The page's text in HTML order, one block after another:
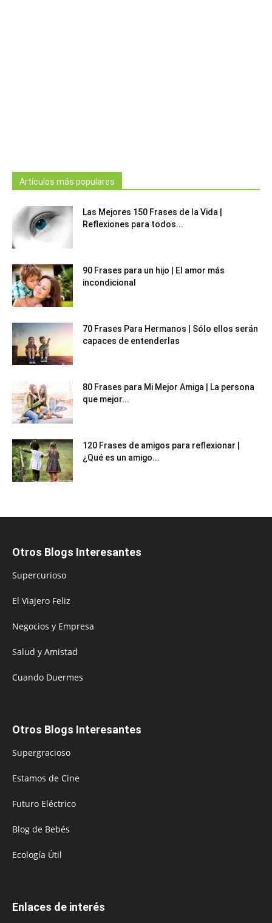
Artículos más populares
Las Mejores 150 Frases de la Vida |
Reflexiones para todos...
90 Frases para un hijo | El amor más
incondicional
70 Frases Para Hermanos | Sólo ellos serán
capaces de entenderlas
80 Frases para Mi Mejor Amiga | La persona
que mejor...
120 Frases de amigos para reflexionar |
¿Qué es un amigo...
Otros Blogs Interesantes
Supercurioso
El Viajero Feliz
Negocios y Empresa
Salud y Amistad
Cuando Duermes
Otros Blogs Interesantes
Supergracioso
Estamos de Cine
Futuro Eléctrico
Blog de Bebés
Ecología Útil
Enlaces de interés